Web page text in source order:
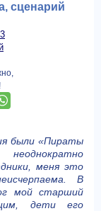
сценарий
были «Пираты
меня это
В
мой старший
дети его